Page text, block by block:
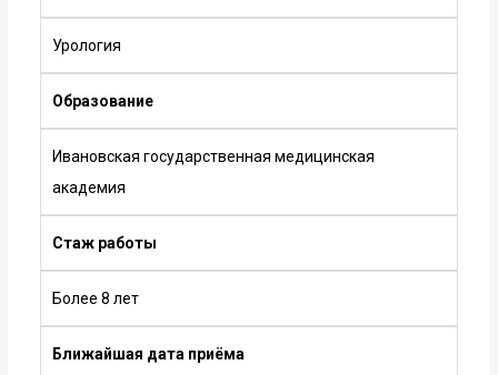
Урология
Образование
Ивановская государственная медицинская
академия
Стаж работы
Более 8 лет
Ближайшая дата приёма